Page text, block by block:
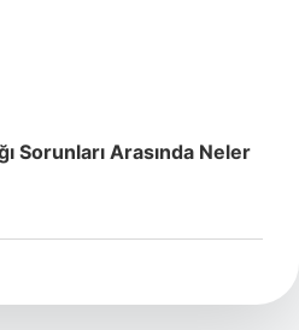
Sorunları Arasında Neler